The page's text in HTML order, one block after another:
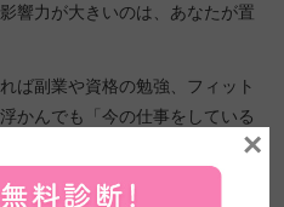
響力が大きいのは、あなたが置
ば副業や資格の勉強、フィット
かんでも「今の仕事をしている
いる人がいないから、もしやっ
×